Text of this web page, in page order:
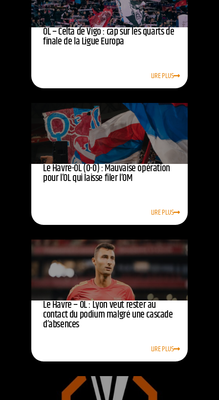
OL – Celta de Vigo : cap sur les quarts de
finale de la Ligue Europa
LIRE PLUS
Le Havre-OL (0-0) : Mauvaise opération
pour l’OL qui laisse filer l’OM
LIRE PLUS
Le Havre – OL : Lyon veut rester au
contact du podium malgré une cascade
d’absences
LIRE PLUS